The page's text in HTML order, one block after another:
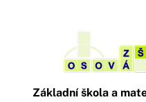
Základní škola a